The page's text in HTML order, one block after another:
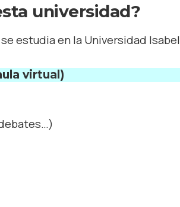
universidad?
estudia en la Universidad Isabel
virtual)